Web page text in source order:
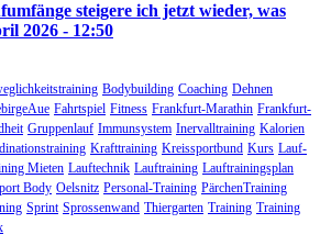
steigere ich jetzt wieder, was
2026 - 12:50
Bodybuilding Coaching Dehnen
Fahrtspiel Fitness Frankfurt-Marathin Frankfurt-
Gruppenlauf Immunsystem Inervalltraining Kalorien
Krafttraining Kreissportbund Kurs Lauf-
Mieten Lauftechnik Lauftraining Lauftrainingsplan
Body Oelsnitz Personal-Training PärchenTraining
Sprint Sprossenwand Thiergarten Training Training